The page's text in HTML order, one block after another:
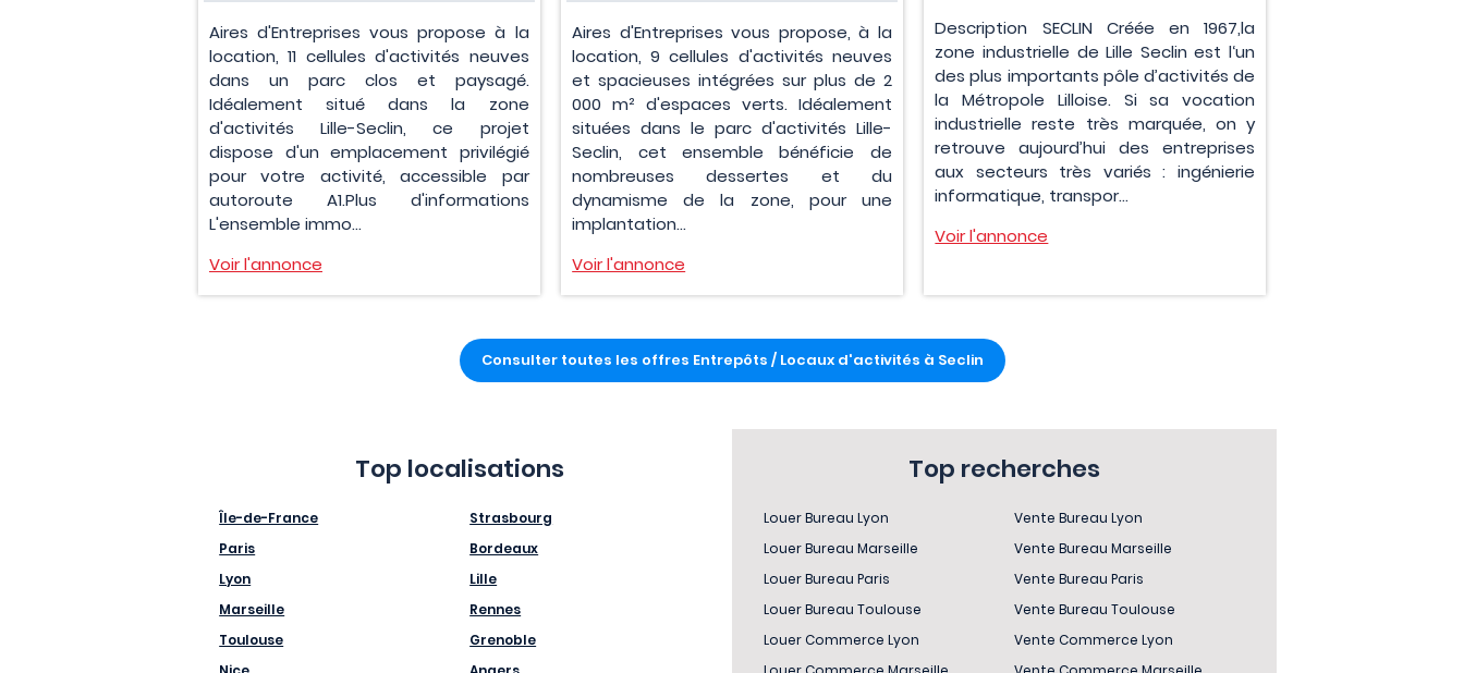
Aires d'Entreprises vous propose à la
location, 11 cellules d'activités neuves
dans un parc clos et paysagé.
Idéalement situé dans la zone
d'activités Lille-Seclin, ce projet
dispose d'un emplacement privilégié
pour votre activité, accessible par
autoroute A1.Plus d'informations
L'ensemble immo...
Voir l'annonce
Aires d'Entreprises vous propose, à la
location, 9 cellules d'activités neuves
et spacieuses intégrées sur plus de 2
000 m² d'espaces verts. Idéalement
situées dans le parc d'activités Lille-
Seclin, cet ensemble bénéficie de
nombreuses dessertes et du
dynamisme de la zone, pour une
implantation...
Voir l'annonce
Description SECLIN Créée en 1967,la
zone industrielle de Lille Seclin est l‘un
des plus importants pôle d’activités de
la Métropole Lilloise. Si sa vocation
industrielle reste très marquée, on y
retrouve aujourd’hui des entreprises
aux secteurs très variés : ingénierie
informatique, transpor...
Voir l'annonce
Consulter toutes les offres Entrepôts / Locaux d'activités à Seclin
Top localisations
Île-de-France
Paris
Lyon
Marseille
Toulouse
Strasbourg
Bordeaux
Lille
Rennes
Grenoble
Top recherches
Louer Bureau Lyon
Louer Bureau Marseille
Louer Bureau Paris
Louer Bureau Toulouse
Louer Commerce Lyon
Vente Bureau Lyon
Vente Bureau Marseille
Vente Bureau Paris
Vente Bureau Toulouse
Vente Commerce Lyon